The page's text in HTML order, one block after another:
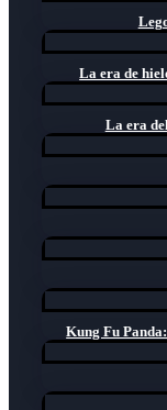
La era de
La era
Kung Fu